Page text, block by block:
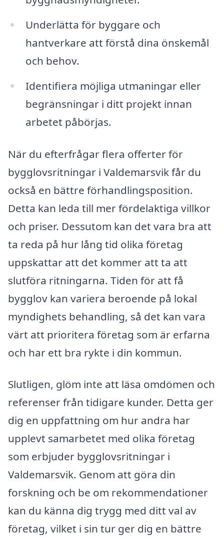
Underlätta för byggare och
hantverkare att förstå dina önskemål
och behov.
Identifiera möjliga utmaningar eller
begränsningar i ditt projekt innan
arbetet påbörjas.
När du efterfrågar flera offerter för
bygglovsritningar i Valdemarsvik får du
också en bättre förhandlingsposition.
Detta kan leda till mer fördelaktiga villkor
och priser. Dessutom kan det vara bra att
ta reda på hur lång tid olika företag
uppskattar att det kommer att ta att
slutföra ritningarna. Tiden för att få
bygglov kan variera beroende på lokal
myndighets behandling, så det kan vara
värt att prioritera företag som är erfarna
och har ett bra rykte i din kommun.
Slutligen, glöm inte att läsa omdömen och
referenser från tidigare kunder. Detta ger
dig en uppfattning om hur andra har
upplevt samarbetet med olika företag
som erbjuder bygglovsritningar i
Valdemarsvik. Genom att göra din
forskning och be om rekommendationer
kan du känna dig trygg med ditt val av
företag, vilket i sin tur ger dig en bättre